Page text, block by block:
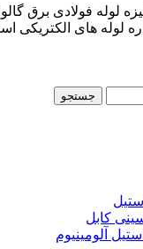
لوله فولادی برق
لوله های الکتریکی
جستجو
کابل
آلومينيوم